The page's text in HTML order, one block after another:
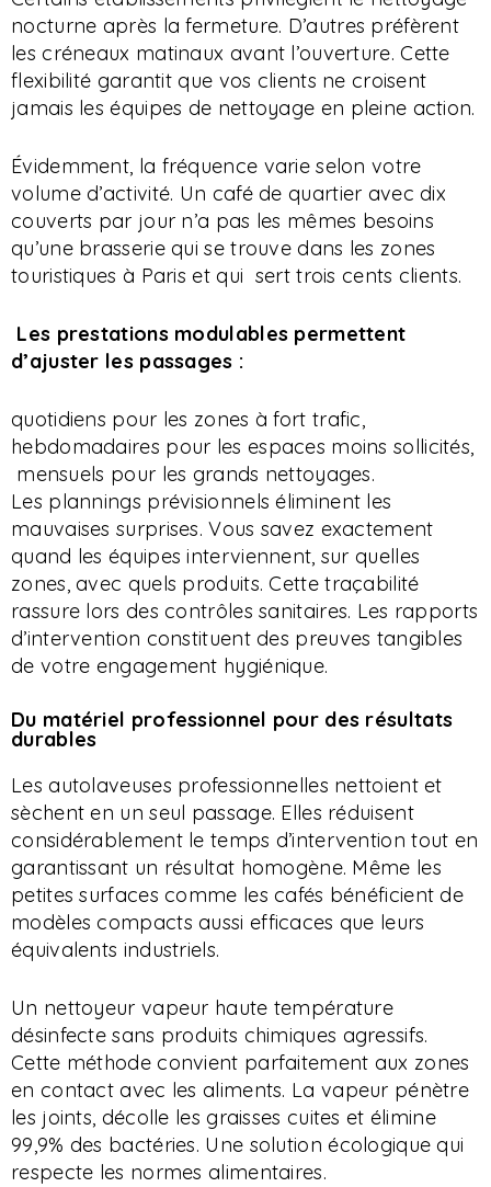
nocturne après la fermeture. D’autres préfèrent
les créneaux matinaux avant l’ouverture. Cette
flexibilité garantit que vos clients ne croisent
jamais les équipes de nettoyage en pleine action.
Évidemment, la fréquence varie selon votre
volume d’activité. Un café de quartier avec dix
couverts par jour n’a pas les mêmes besoins
qu’une brasserie qui se trouve dans les zones
touristiques à Paris et qui sert trois cents clients.
Les prestations modulables permettent
d’ajuster les passages :
quotidiens pour les zones à fort trafic,
hebdomadaires pour les espaces moins sollicités,
mensuels pour les grands nettoyages.
Les plannings prévisionnels éliminent les
mauvaises surprises. Vous savez exactement
quand les équipes interviennent, sur quelles
zones, avec quels produits. Cette traçabilité
rassure lors des contrôles sanitaires. Les rapports
d’intervention constituent des preuves tangibles
de votre engagement hygiénique.
Du matériel professionnel pour des résultats
durables
Les autolaveuses professionnelles nettoient et
sèchent en un seul passage. Elles réduisent
considérablement le temps d’intervention tout en
garantissant un résultat homogène. Même les
petites surfaces comme les cafés bénéficient de
modèles compacts aussi efficaces que leurs
équivalents industriels.
Un nettoyeur vapeur haute température
désinfecte sans produits chimiques agressifs.
Cette méthode convient parfaitement aux zones
en contact avec les aliments. La vapeur pénètre
les joints, décolle les graisses cuites et élimine
99,9% des bactéries. Une solution écologique qui
respecte les normes alimentaires.